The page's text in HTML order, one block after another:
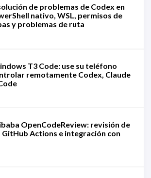
de problemas de Codex en
nativo, WSL, permisos de
y problemas de ruta
T3 Code: use su teléfono
remotamente Codex, Claude
OpenCodeReview: revisión de
GitHub Actions e integración con